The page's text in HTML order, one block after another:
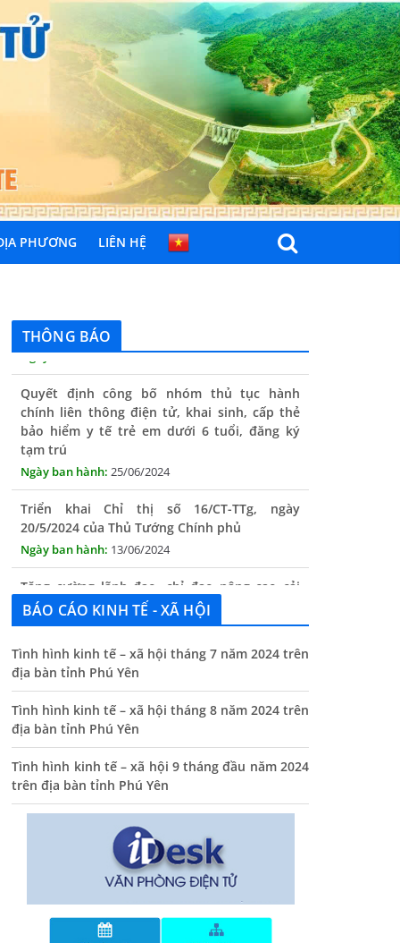
PHƯƠNG LIÊN HỆ
THÔNG BÁO
Quyết định công bố nhóm thủ tục hành
bảo hiểm y tế trẻ em dưới 6 tuổi, đăng ký
tạm trú
Triển khai Chỉ thị số 16/CT-TTg, ngày
20/5/2024 của Thủ Tướng Chính phủ
13/06/2024
Tăng cường lãnh đạo, chỉ đạo nâng cao cải
13/06/2024
tịch UBND xã tháng 11/2025
01/11/2025
THÔNG BÁO Niêm yết danh mục dịch vụ công
trực tuyến toàn trình trên Hệ thống thông
tin giải quyết thủ tục hành chính tỉnh Phú
Yên
14/10/2024
Quyết định công bố nhóm thủ tục hành
chính liên thông điện tử, khai sinh, cấp thẻ
bảo hiểm y tế trẻ em dưới 6 tuổi, đăng ký
25/06/2024
BÁO CÁO KINH TẾ - XÃ HỘI
Tình hình kinh tế – xã hội tháng 7 năm 2024 trên
địa bàn tỉnh Phú Yên
Tình hình kinh tế – xã hội tháng 8 năm 2024 trên
địa bàn tỉnh Phú Yên
Tình hình kinh tế – xã hội 9 tháng đầu năm 2024
trên địa bàn tỉnh Phú Yên